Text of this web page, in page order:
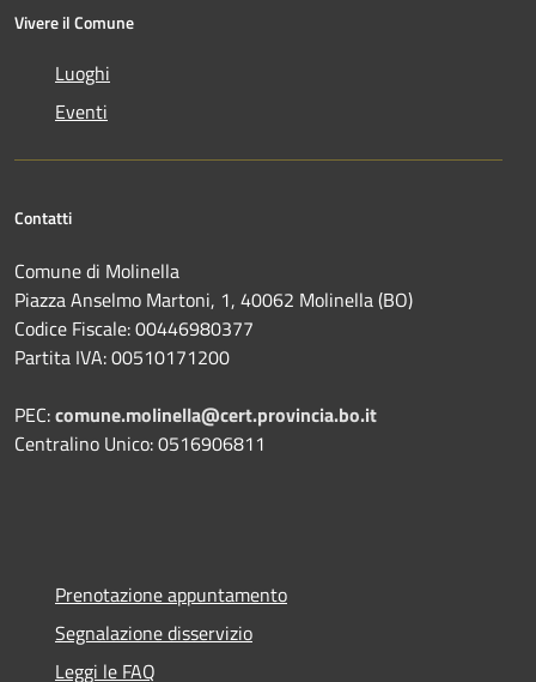
Vivere il Comune
Luoghi
Eventi
Contatti
Comune di Molinella
Piazza Anselmo Martoni, 1, 40062 Molinella (BO)
Codice Fiscale: 00446980377
Partita IVA: 00510171200
PEC:comune.molinella@cert.provincia.bo.it
Centralino Unico: 0516906811
Prenotazione appuntamento
Segnalazione disservizio
Leggi le FAQ